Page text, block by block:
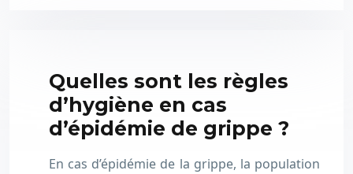
Quelles sont les règles
d’hygiène en cas
d’épidémie de grippe ?
En cas d’épidémie de la grippe, la population